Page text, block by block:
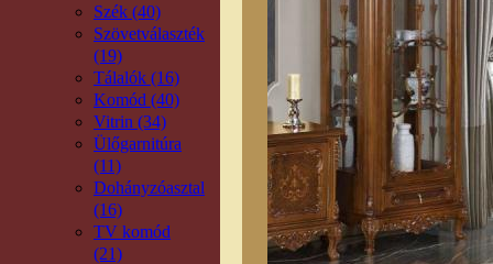
Szék (40)
Szövetválaszték
(19)
Tálalók (16)
Komód (40)
Vitrin (34)
Ülőgarnitúra
(11)
Dohányzóasztal
(16)
TV komód
(21)